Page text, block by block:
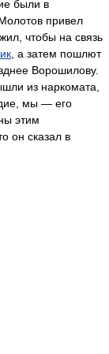
были в
привел
чтобы на связь
, а затем пошлют
Ворошилову.
из наркомата,
мы — его
этим
он сказал в